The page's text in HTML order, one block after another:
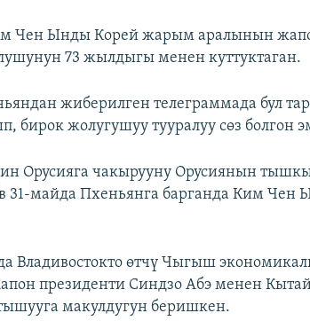
Чен Ынды Корей жарым аралынын
73 жылдыгы менен куттуктаган.
жиберилген телеграммада бул
бирок жолугушуу тууралуу сөз болгон
Орусияга чакырууну Орусиянын
31-майда Пхеньянга барганда Ким Чен
Владивостокто өтчү Чыгыш
президенти Синдзо Абэ менен
макулдугун беришкен.